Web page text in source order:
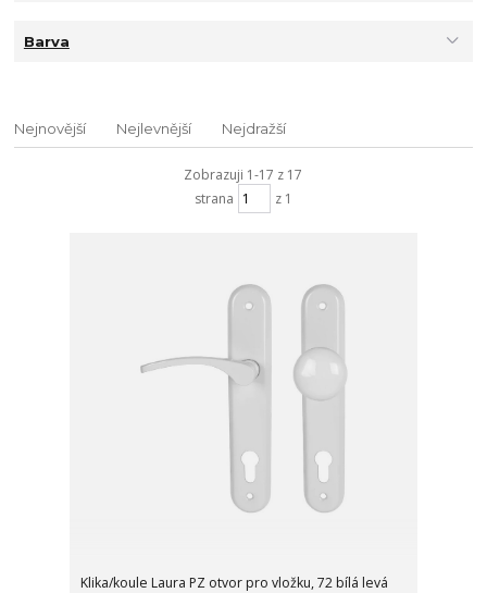
Barva
Nejnovější Nejlevnější Nejdražší
Zobrazuji 1-17 z 17
strana
z 1
Klika/koule Laura PZ otvor pro vložku, 72 bílá levá